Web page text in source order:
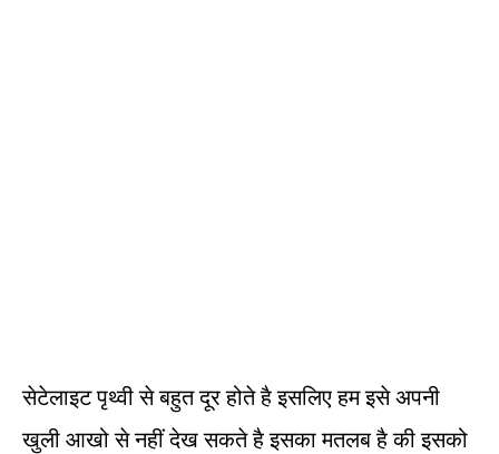
सेटेलाइट पृथ्वी से बहुत दूर होते है इसलिए हम इसे अपनी
खुली आखो से नहीं देख सकते है इसका मतलब है की इसको